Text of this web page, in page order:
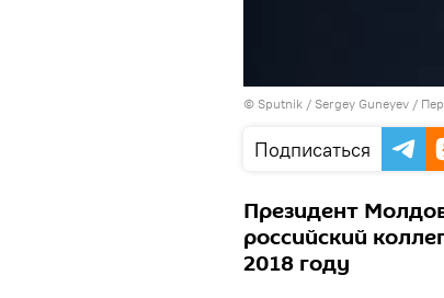
© Sputnik / Sergey Guneyev /
Подписаться
Президент
российский
2018 году